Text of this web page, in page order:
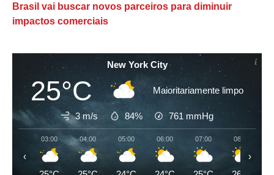
Brasil vai buscar novos parceiros para diminuir
impactos comerciais
New York City
25°C Maioritariamente limpo
3 m/s 84% 761 mmHg
03:00 04:00 05:00 06:00 07:00 08:00
‹ ›